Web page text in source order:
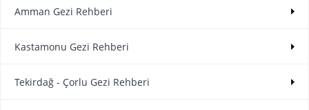
Amman Gezi Rehberi
Kastamonu Gezi Rehberi
Tekirdağ - Çorlu Gezi Rehberi